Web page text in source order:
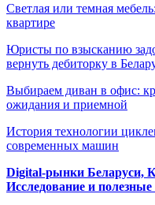
Светлая или темная
квартире
Юристы по взысканию
вернуть дебиторку в
Выбираем диван в офис:
ожидания и приемной
История технологии
современных машин
Digital-рынки Беларуси,
Исследование и